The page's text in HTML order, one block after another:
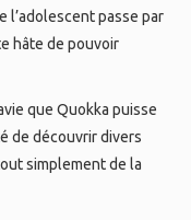
l’adolescent passe par
hâte de pouvoir
que Quokka puisse
de découvrir divers
simplement de la